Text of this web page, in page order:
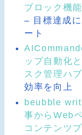
ブロック機
– 目標達成
ート
ップ自動化
スク管理ハブ
効率を向上
beubble
事からWeb
コンテンツ